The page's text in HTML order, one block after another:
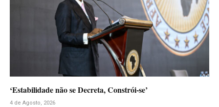
‘Estabilidade não se Decreta, Constrói-se’
4 de Agosto, 2026